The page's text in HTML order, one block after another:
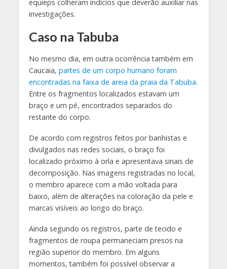
equieps colheram indícios que deverão auxiliar nas
investigações.
Caso na Tabuba
No mesmo dia, em outra ocorrência também em
Caucaia, partes de um corpo humano foram
encontradas na faixa de areia da praia da Tabuba.
Entre os fragmentos localizados estavam um
braço e um pé, encontrados separados do
restante do corpo.
De acordo com registros feitos por banhistas e
divulgados nas redes sociais, o braço foi
localizado próximo à orla e apresentava sinais de
decomposição. Nas imagens registradas no local,
o membro aparece com a mão voltada para
baixo, além de alterações na coloração da pele e
marcas visíveis ao longo do braço.
Ainda segundo os registros, parte de tecido e
fragmentos de roupa permaneciam presos na
região superior do membro. Em alguns
momentos, também foi possível observar a